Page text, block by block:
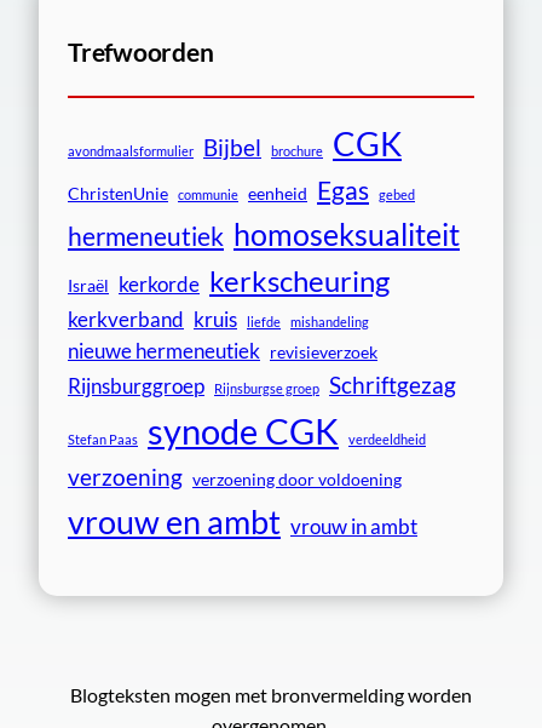
Trefwoorden
avondmaalsformulier Bijbel brochure CGK
ChristenUnie communie eenheid Egas gebed
hermeneutiek homoseksualiteit
Israël kerkorde kerkscheuring
kerkverband kruis liefde mishandeling
nieuwe hermeneutiek revisieverzoek
Rijnsburggroep Rijnsburgse groep Schriftgezag
Stefan Paas synode CGK verdeeldheid
verzoening verzoening door voldoening
vrouw en ambt vrouw in ambt
Blogteksten mogen met bronvermelding worden